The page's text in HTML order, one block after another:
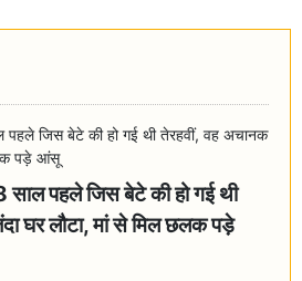
पहले जिस बेटे की हो गई थी
घर लौटा, मां से मिल छलक पड़े